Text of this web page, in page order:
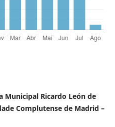
Municipal Ricardo León de
Complutense de Madrid –